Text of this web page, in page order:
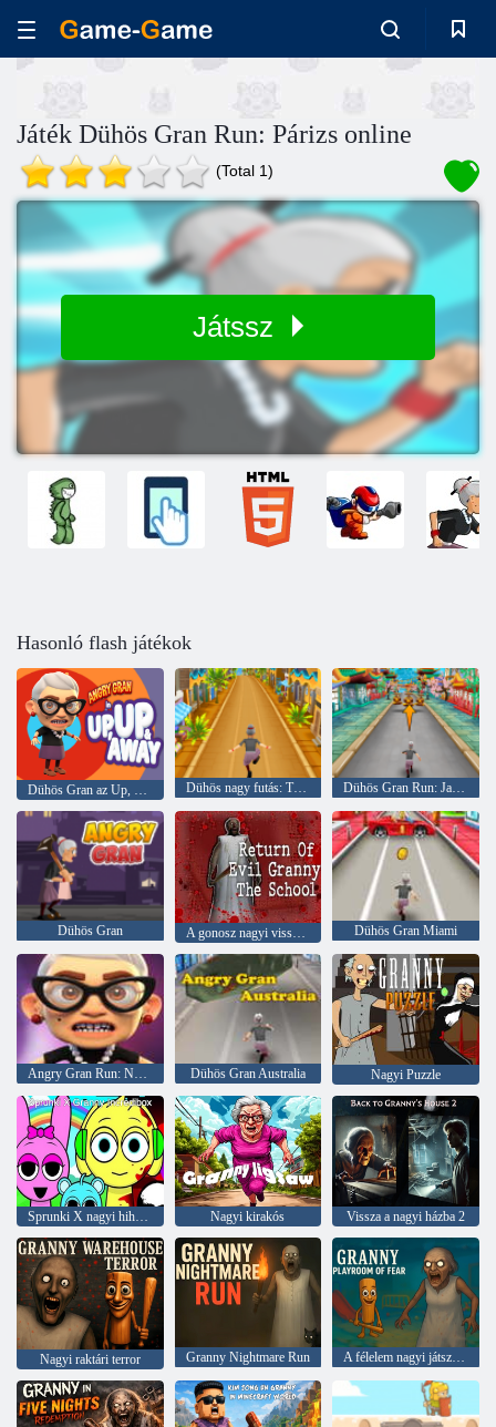
Játék Dühös Gran Run: Párizs online
(Total 1)
Játssz
Hasonló flash játékok
Dühös Gran az Up, Up & Away-ban Dühös nagy futás: Törökország Dühös Gran Run: Japán
Dühös Gran A gonosz nagyi visszatérése: Az iskola Dühös Gran Miami
Angry Gran Run: Nagyifa Dühös Gran Australia Nagyi Puzzle
Sprunki X nagyi hihetetlen Nagyi kirakós Vissza a nagyi házba 2
Nagyi raktári terror Granny Nightmare Run A félelem nagyi játszószobája